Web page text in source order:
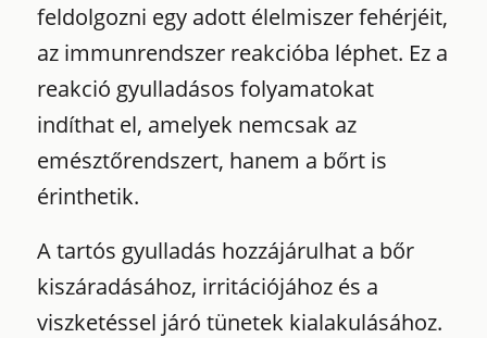
feldolgozni egy adott élelmiszer fehérjéit,
az immunrendszer reakcióba léphet. Ez a
reakció gyulladásos folyamatokat
indíthat el, amelyek nemcsak az
emésztőrendszert, hanem a bőrt is
érinthetik.
A tartós gyulladás hozzájárulhat a bőr
kiszáradásához, irritációjához és a
viszketéssel járó tünetek kialakulásához.